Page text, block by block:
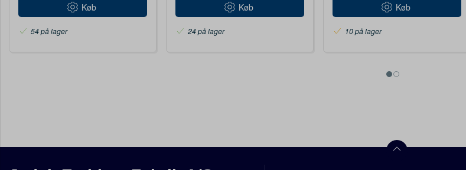
Køb
54 på lager
Køb
24 på lager
Køb
10 på lager